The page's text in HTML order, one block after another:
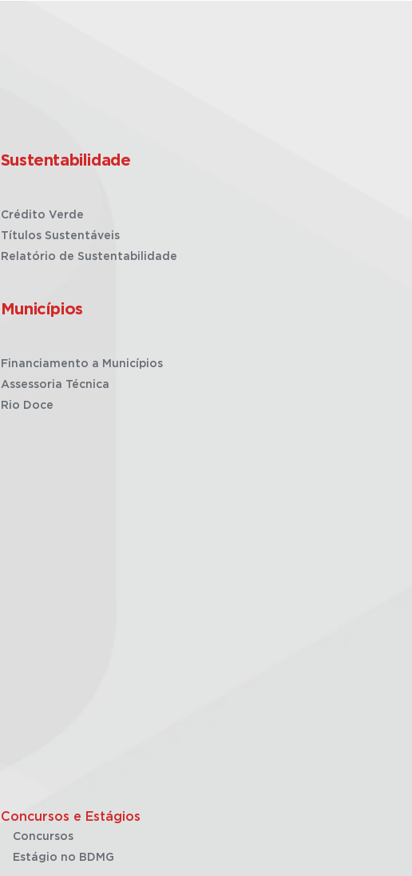
Sustentabilidade
Crédito Verde
Títulos Sustentáveis
Relatório de Sustentabilidade
Municípios
Financiamento a Municípios
Assessoria Técnica
Rio Doce
Concursos e Estágios
Concursos
Estágio no BDMG